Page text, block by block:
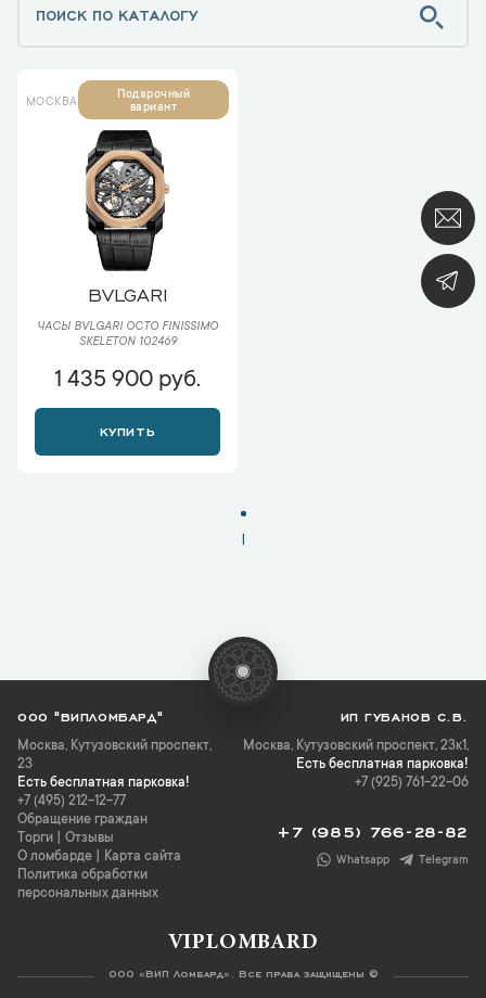
МОСКВА
Подарочный
вариант
BVLGARI
ЧАСЫ BVLGARI OCTO FINISSIMO
SKELETON 102469
1 435 900 руб.
КУПИТЬ
1
ООО "ВИПЛОМБАРД"
Москва, Кутузовский проспект,
23
Есть бесплатная парковка!
+7 (495) 212-12-77
Обращение граждан
Торги
Отзывы
О ломбарде
Карта сайта
Политика обработки
персональных данных
ИП ГУБАНОВ С.В.
Москва, Кутузовский проспект, 23к1,
Есть бесплатная парковка!
+7 (925) 761-22-06
+7 (985) 766-28-82
Whatsapp Telegram
VIPLOMBARD
ООО «ВИП Ломбард». Все права защищены ©